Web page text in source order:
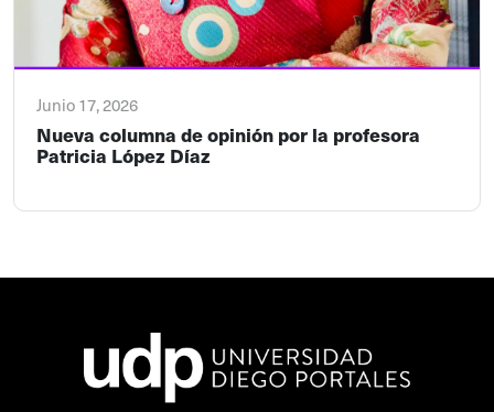
Junio 17, 2026
Nueva columna de opinión por la profesora
Patricia López Díaz